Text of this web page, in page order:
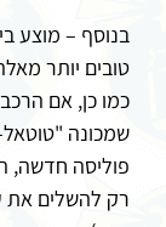
בנוסף – מוצע
טובים יותר
כמו כן, אם
שמכונה
פוליסה חדשה,
רק להשלים את